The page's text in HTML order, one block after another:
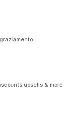
upsells & more